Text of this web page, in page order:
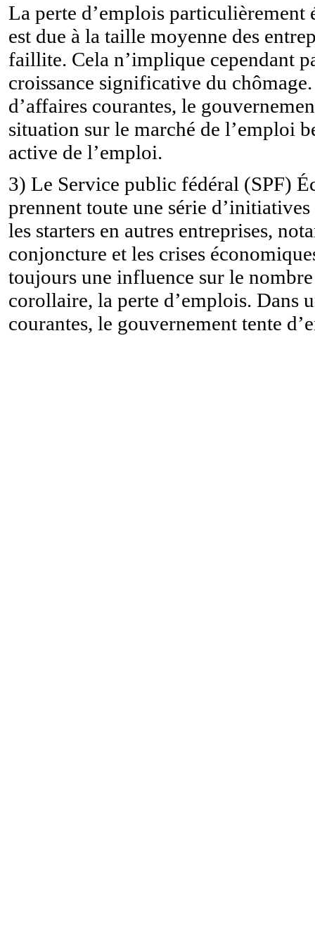
La perte d’emplois particulièrement
est due à la taille moyenne des
faillite. Cela n’implique cependant
croissance significative du
d’affaires courantes, le
situation sur le marché de l’emploi
active de l’emploi.
3) Le Service public fédéral (SPF)
prennent toute une série d’initiatives
les starters en autres entreprises,
conjoncture et les crises
toujours une influence sur le
corollaire, la perte d’emplois. Dans
courantes, le gouvernement tente